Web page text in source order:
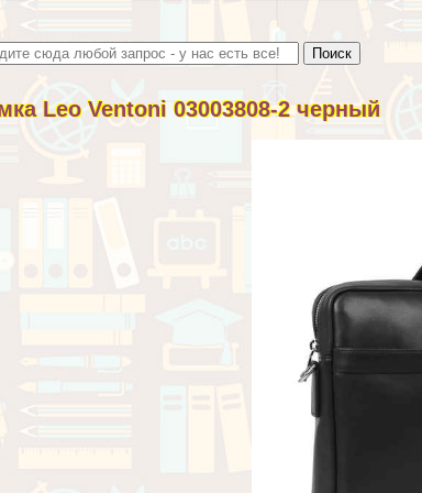
Leo Ventoni 03003808-2 черный